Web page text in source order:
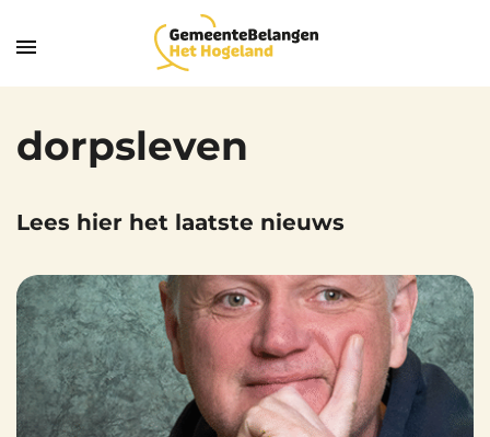
dorpsleven
Lees hier het laatste nieuws